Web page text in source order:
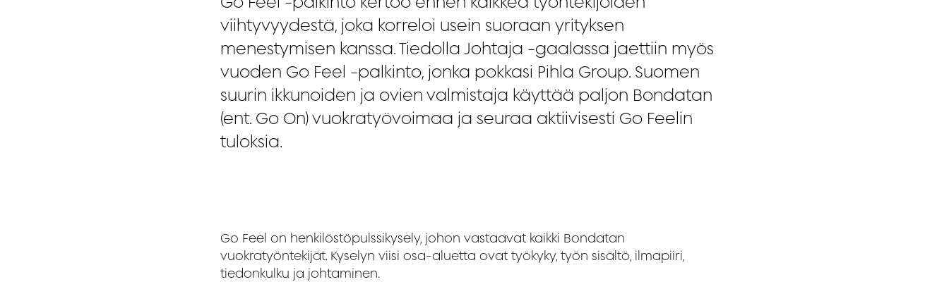
viihtyvyydestä, joka korreloi usein suoraan yrityksen
menestymisen kanssa. Tiedolla Johtaja -gaalassa jaettiin myös
vuoden Go Feel -palkinto, jonka pokkasi Pihla Group. Suomen
suurin ikkunoiden ja ovien valmistaja käyttää paljon Bondatan
(ent. Go On) vuokratyövoimaa ja seuraa aktiivisesti Go Feelin
tuloksia.
Go Feel on henkilöstöpulssikysely, johon vastaavat kaikki Bondatan
vuokratyöntekijät. Kyselyn viisi osa-aluetta ovat työkyky, työn sisältö, ilmapiiri,
tiedonkulku ja johtaminen.